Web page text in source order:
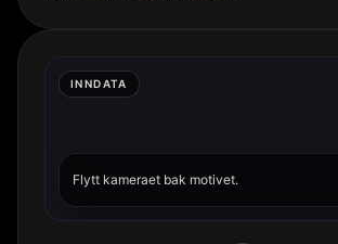
INNDATA
Flytt kameraet bak motivet.